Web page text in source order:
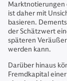
Marktnotierungen
ist daher mit
basieren.
der Schätzwert
späteren
werden kann.
Darüber hinaus
Fremdkapital